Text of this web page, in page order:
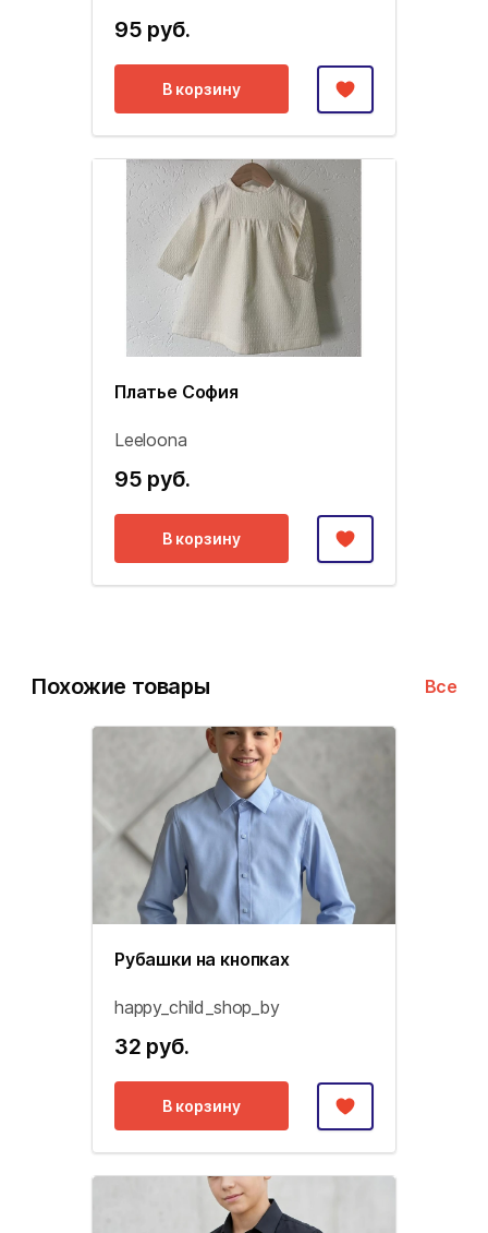
95 руб.
В корзину
Платье София
Leeloona
95 руб.
В корзину
Похожие товары Все
Рубашки на кнопках
happy_child_shop_by
32 руб.
В корзину